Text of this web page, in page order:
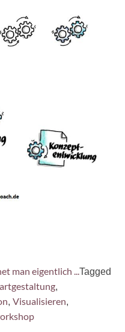
man eigentlich ...Tagged
,
, Visualisieren,